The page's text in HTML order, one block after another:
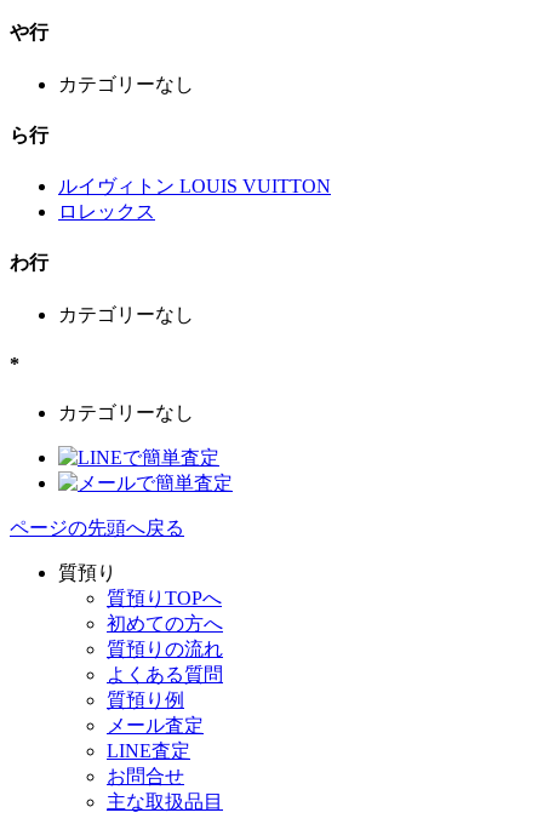
や行
カテゴリーなし
ら行
ルイヴィトン LOUIS VUITTON
ロレックス
わ行
カテゴリーなし
*
カテゴリーなし
ページの先頭へ戻る
質預り
質預りTOPへ
初めての方へ
質預りの流れ
よくある質問
質預り例
メール査定
LINE査定
お問合せ
主な取扱品目